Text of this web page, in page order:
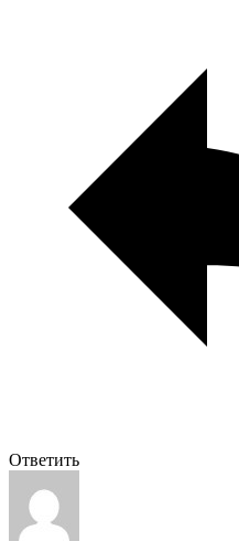
Ответить